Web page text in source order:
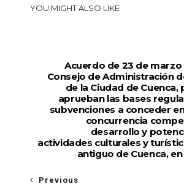
YOU MIGHT ALSO LIKE
Acuerdo de 23 de marzo
Consejo de Administración
de la Ciudad de Cuenca,
aprueban las bases
subvenciones a conceder
concurrencia
desarrollo y
actividades culturales y
antiguo de Cuenca,
Previous